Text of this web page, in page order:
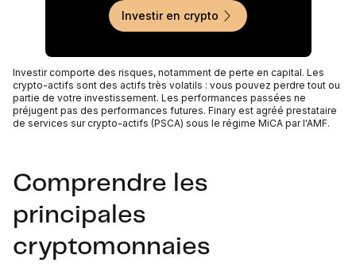
Investir en crypto
Investir comporte des risques, notamment de perte en capital. Les
crypto-actifs sont des actifs très volatils : vous pouvez perdre tout ou
partie de votre investissement. Les performances passées ne
préjugent pas des performances futures. Finary est agréé prestataire
de services sur crypto-actifs (PSCA) sous le régime MiCA par l'AMF.
Comprendre les
principales
cryptomonnaies